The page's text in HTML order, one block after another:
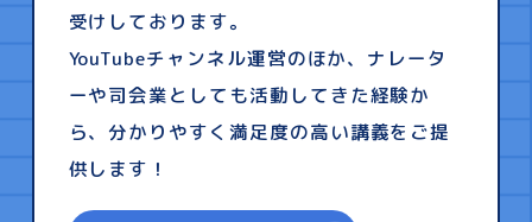
受けしております。
YouTubeチャンネル運営のほか、ナレータ
ーや司会業としても活動してきた経験か
ら、分かりやすく満足度の高い講義をご提
供します！